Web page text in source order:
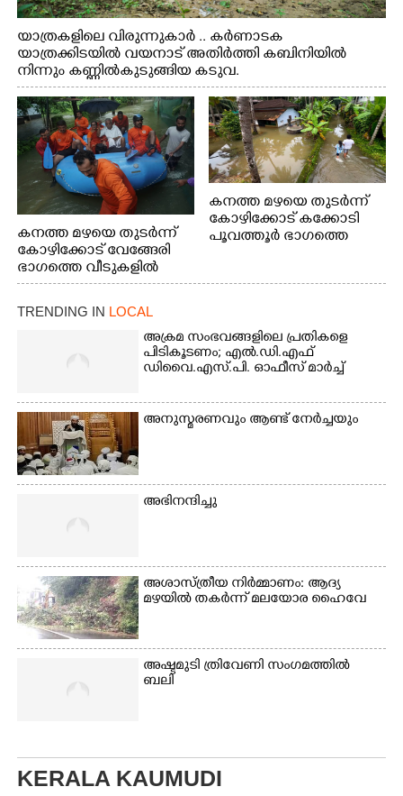
യാത്രകളിലെ വിരുന്നുകാർ .. കർണാടക
യാത്രക്കിടയിൽ വയനാട് അതിർത്തി കബിനിയിൽ
നിന്നും കണ്ണിൽകുടുങ്ങിയ കടുവ.
കനത്ത മഴയെ തുടർന്ന്
കോഴിക്കോട് വേങ്ങേരി
ഭാഗത്തെ വീടുകളിൽ
വെള്ളം
കയറിയപ്പോൾ ആളുകളെ
സുരക്ഷിത സ്ഥാനത്തേക്ക്
മാറ്റുന്ന സുരക്ഷാസേനാം
കനത്ത മഴയെ തുടർന്ന്
കോഴിക്കോട് കക്കോടി
പൂവത്തൂർ ഭാഗത്തെ
TRENDING IN LOCAL
അക്രമ സംഭവങ്ങളിലെ പ്രതികളെ
പിടികൂടണം; എൽ.ഡി.എഫ്
ഡിവൈ.എസ്.പി. ഓഫീസ് മാർച്ച്
അനുസ്മരണവും ആണ്ട് നേർച്ചയും
അഭിനന്ദിച്ചു
അശാസ്ത്രീയ നിർമ്മാണം: ആദ്യ
മഴയിൽ തകർന്ന് മലയോര ഹൈവേ
അഷ്ടമുടി ത്രിവേണി സംഗമത്തിൽ
ബലി
KERALA KAUMUDI